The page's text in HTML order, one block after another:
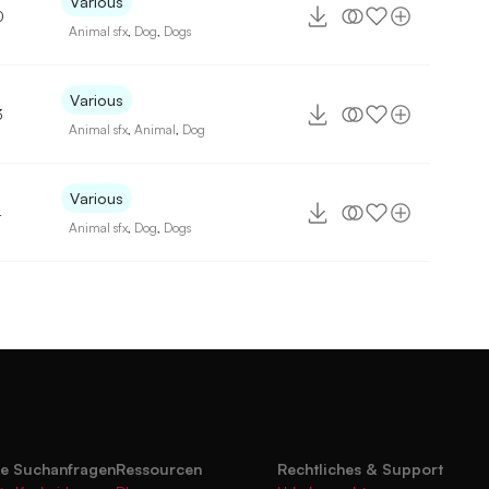
Animal sfx Dog Dogs
Various
Animal sfx ,Animal Dog
Various
Animal sfx Dog Dogs
SuchanfragenRessourcen
Rechtliches & Support